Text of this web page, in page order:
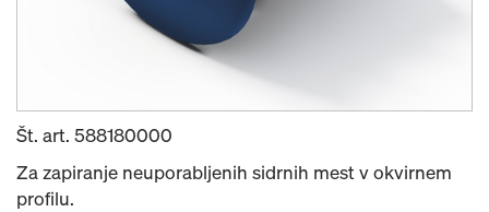
Št. art. 588180000
Za zapiranje neuporabljenih sidrnih mest v okvirnem
profilu.